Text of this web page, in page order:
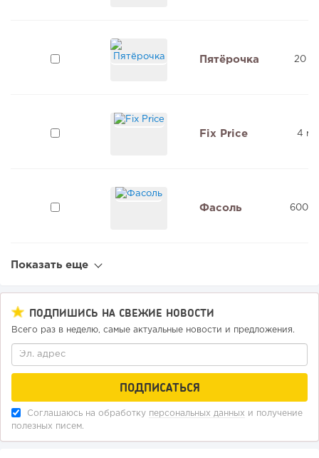
Пятёрочка 20
Fix Price 4
Фасоль 600
Показать еще
ПОДПИШИСЬ НА СВЕЖИЕ НОВОСТИ
Всего раз в неделю, самые актуальные новости и предложения.
Соглашаюсь на обработку персональных данных и получение
полезных писем.